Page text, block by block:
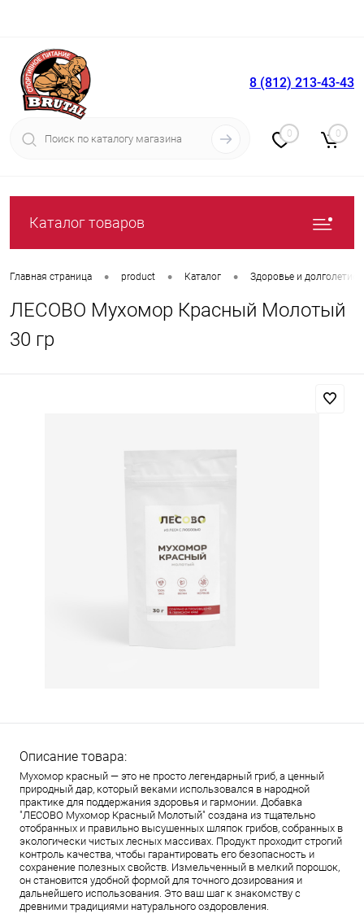
Вход Регистрация
8 (812) 213-43-43
0 0
Каталог товаров
Главная страница • product • Каталог • Здоровье и долголетие
ЛЕСОВО Мухомор Красный Молотый
30 гр
Описание товара:
Мухомор красный — это не просто легендарный гриб, а ценный
природный дар, который веками использовался в народной
практике для поддержания здоровья и гармонии. Добавка
"ЛЕСОВО Мухомор Красный Молотый" создана из тщательно
отобранных и правильно высушенных шляпок грибов, собранных в
экологически чистых лесных массивах. Продукт проходит строгий
контроль качества, чтобы гарантировать его безопасность и
сохранение полезных свойств. Измельченный в мелкий порошок,
он становится удобной формой для точного дозирования и
дальнейшего использования. Это ваш шаг к знакомству с
древними традициями натурального оздоровления.